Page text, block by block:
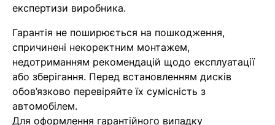
експертизи виробника.
Гарантія не поширюється на пошкодження,
спричинені некоректним монтажем,
недотриманням рекомендацій щодо експлуатації
або зберігання. Перед встановленням дисків
обов’язково перевіряйте їх сумісність з
автомобілем.
Для оформлення гарантійного випадку